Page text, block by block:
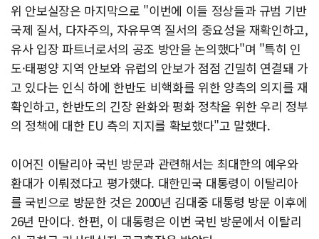
위 안보실장은 마지막으로 "이번에 이들 정상들과 규범 기반
국제 질서, 다자주의, 자유무역 질서의 중요성을 재확인하고,
유사 입장 파트너로서의 공조 방안을 논의했다"며 "특히 인
도·태평양 지역 안보와 유럽의 안보가 점점 긴밀히 연결돼 가
고 있다는 인식 하에 한반도 비핵화를 위한 양측의 의지를 재
확인하고, 한반도의 긴장 완화와 평화 정착을 위한 우리 정부
의 정책에 대한 EU 측의 지지를 확보했다"고 말했다.
이어진 이탈리아 국빈 방문과 관련해서는 최대한의 예우와
환대가 이뤄졌다고 평가했다. 대한민국 대통령이 이탈리아
를 국빈으로 방문한 것은 2000년 김대중 대통령 방문 이후에
26년 만이다. 한편, 이 대통령은 이번 국빈 방문에서 이탈리